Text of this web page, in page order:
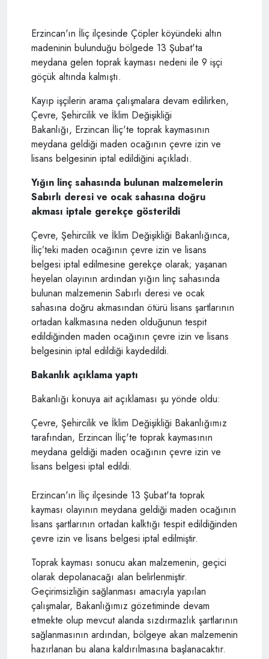
Erzincan'ın İliç ilçesinde Çöpler köyündeki altın
madeninin bulunduğu bölgede 13 Şubat'ta
meydana gelen toprak kayması nedeni ile 9 işçi
göçük altında kalmıştı.
Kayıp işçilerin arama çalışmalara devam edilirken,
Çevre, Şehircilik ve İklim Değişikliği
Bakanlığı, Erzincan İliç'te toprak kaymasının
meydana geldiği maden ocağının çevre izin ve
lisans belgesinin iptal edildiğini açıkladı.
Yığın linç sahasında bulunan malzemelerin
Sabırlı deresi ve ocak sahasına doğru
akması iptale gerekçe gösterildi
Çevre, Şehircilik ve İklim Değişikliği Bakanlığınca,
İliç’teki maden ocağının çevre izin ve lisans
belgesi iptal edilmesine gerekçe olarak; yaşanan
heyelan olayının ardından yığın linç sahasında
bulunan malzemenin Sabırlı deresi ve ocak
sahasına doğru akmasından ötürü lisans şartlarının
ortadan kalkmasına neden olduğunun tespit
edildiğinden maden ocağının çevre izin ve lisans
belgesinin iptal edildiği kaydedildi.
Bakanlık açıklama yaptı
Bakanlığı konuya ait açıklaması şu yönde oldu:
Çevre, Şehircilik ve İklim Değişikliği Bakanlığımız
tarafından, Erzincan İliç'te toprak kaymasının
meydana geldiği maden ocağının çevre izin ve
lisans belgesi iptal edildi.
Erzincan'ın İliç ilçesinde 13 Şubat'ta toprak
kayması olayının meydana geldiği maden ocağının
lisans şartlarının ortadan kalktığı tespit edildiğinden
çevre izin ve lisans belgesi iptal edilmiştir.
Toprak kayması sonucu akan malzemenin, geçici
olarak depolanacağı alan belirlenmiştir.
Geçirimsizliğin sağlanması amacıyla yapılan
çalışmalar, Bakanlığımız gözetiminde devam
etmekte olup mevcut alanda sızdırmazlık şartlarının
sağlanmasının ardından, bölgeye akan malzemenin
hazırlanan bu alana kaldırılmasına başlanacaktır.